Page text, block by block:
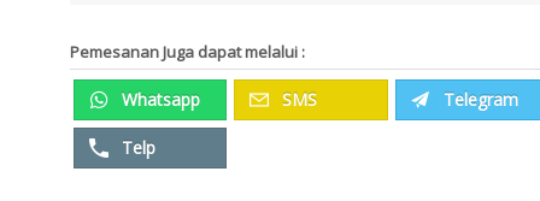
Pemesanan Juga dapat melalui :
Whatsapp SMS Telegram
Telp